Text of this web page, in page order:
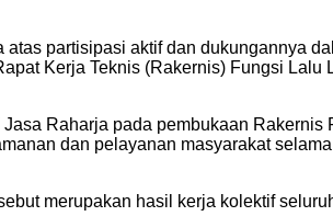
partisipasi aktif dan dukungannya
Kerja Teknis (Rakernis) Fungsi
Raharja pada pembukaan
dan pelayanan masyarakat
merupakan hasil kerja kolektif